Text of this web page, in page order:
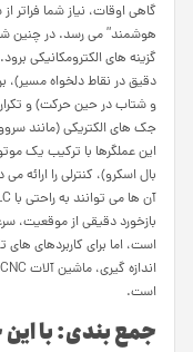
گاهی اوقات، نیاز شما
هوشمند” می رسد. در چنین
گزینه های الکترومکانیکی
دقیق در نقاط دلخواه مسیر)،
و شتاب در حین حرکت) و
جک های الکتریکی (مانند
این عملگرها با ترکیب یک
بال اسکرو)، کنترلی را
بازخورد دقیقی از موقعیت،
است، اما برای کاربردهای
است.
جمع بندی: با